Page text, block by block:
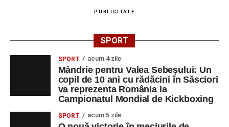
Despre comunitatea Sinaxa Educațională
„Sinaxa Educațională”
profesori, dedicată susținerii unei educații centrate pe
valorile creștin-ortodoxe și pe formarea caracterului
elevilor. Născută din experiența duhovnicească și
formativă a Mănăstirii Oașa, Sinaxa își propune să
sprijine profesorii în regăsirea motivației interioare,
oferindu-le nu doar instrumente metodice actuale, ci și
contexte de sprijin reciproc, colaborare și reconectare la
PUBLICITATE
SPORT
SPORT acum 4 zile
Mândrie pentru Valea Sebeșului: Un
copil de 10 ani cu rădăcini în Săsciori
va reprezenta România la
Campionatul Mondial de Kickboxing
SPORT acum 5 zile